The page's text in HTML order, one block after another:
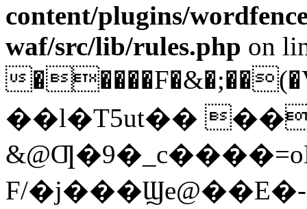
content/plugins/
waf/src/lib/rules.php on
��l�T5ut��
F/�j���Ϣe@��E�-